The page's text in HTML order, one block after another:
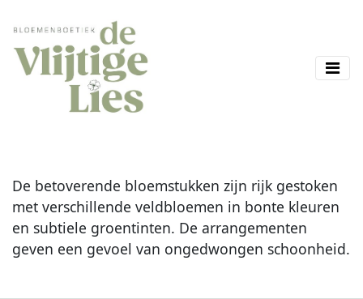
De betoverende bloemstukken zijn rijk gestoken
met verschillende veldbloemen in bonte kleuren
en subtiele groentinten. De arrangementen
geven een gevoel van ongedwongen schoonheid.